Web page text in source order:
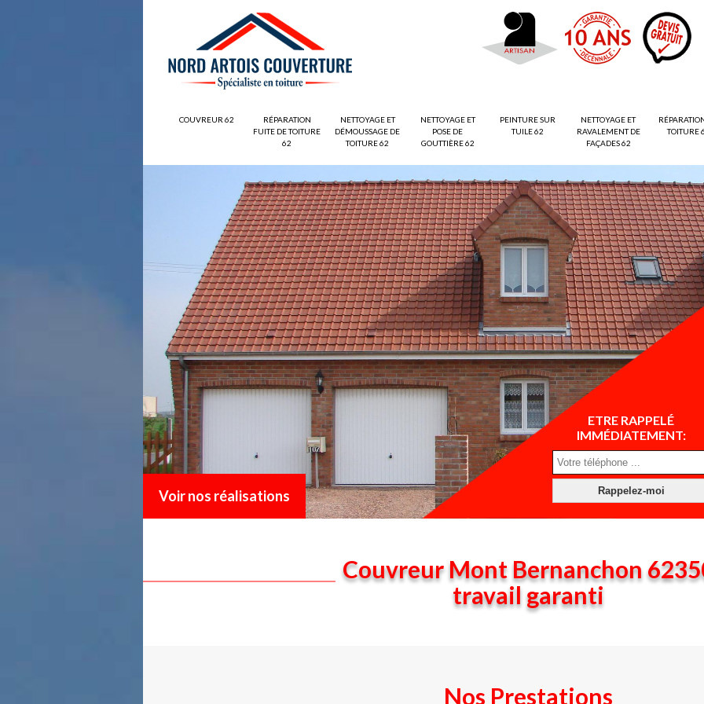
COUVREUR 62
RÉPARATION
FUITE DE TOITURE
62
NETTOYAGE ET
DÉMOUSSAGE DE
TOITURE 62
NETTOYAGE ET
POSE DE
GOUTTIÈRE 62
PEINTURE SUR
TUILE 62
NETTOYAGE ET
RAVALEMENT DE
FAÇADES 62
TOITURE
Voir nos réalisations
ETRE RAPPELÉ
IMMÉDIATEMENT:
Couvreur Mont Bernanchon
travail garanti
Nos Prestations